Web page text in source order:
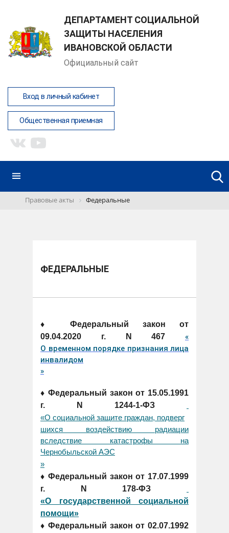
ДЕПАРТАМЕНТ СОЦИАЛЬНОЙ
ЗАЩИТЫ НАСЕЛЕНИЯ
ИВАНОВСКОЙ ОБЛАСТИ
Официальный сайт
Вход в личный кабинет
Общественная приемная
Правовые акты Федеральные
ФЕДЕРАЛЬНЫЕ
♦ Федеральный закон от
09.04.2020 г. N 467
«
О временном порядке признания лица
инвалидом
»
♦ Федеральный закон от 15.05.1991
г. N 1244-1-ФЗ
«О социальной защите граждан, подверг
шихся воздействию радиации
вследствие катастрофы на
Чернобыльской АЭС
»
♦ Федеральный закон от 17.07.1999
г. N 178-ФЗ
«О государственной социальной
помощи»
♦ Федеральный закон от 02.07.1992